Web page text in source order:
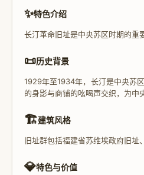
✨特色介绍
长汀革命旧址是中央苏区时期的重
📜历史背景
1929年至1934年，长汀是中央苏
的身影与商铺的吆喝声交织，为中
🏗️建筑风格
旧址群包括福建省苏维埃政府旧址
💎特色与价值